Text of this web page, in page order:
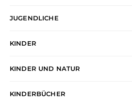
JUGENDLICHE
KINDER
KINDER UND NATUR
KINDERBÜCHER